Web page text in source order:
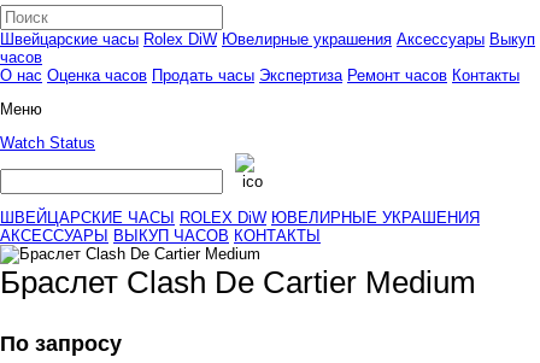
Швейцарские часы Rolex DiW Ювелирные украшения Аксессуары Выкуп
часов
О нас Оценка часов Продать часы Экспертиза Ремонт часов Контакты
Меню
Watch Status
ШВЕЙЦАРСКИЕ ЧАСЫ ROLEX DiW ЮВЕЛИРНЫЕ УКРАШЕНИЯ
АКСЕССУАРЫ
ВЫКУП ЧАСОВ КОНТАКТЫ
Браслет Clash De Cartier Medium
По запросу